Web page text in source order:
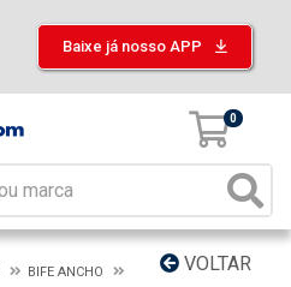
Baixe já nosso APP
0
VOLTAR
BIFE ANCHO